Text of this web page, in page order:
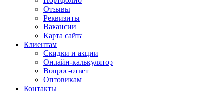
Отзывы
Реквизиты
Вакансии
Карта сайта
Клиентам
Скидки и акции
Онлайн-калькулятор
Вопрос-ответ
Оптовикам
Контакты